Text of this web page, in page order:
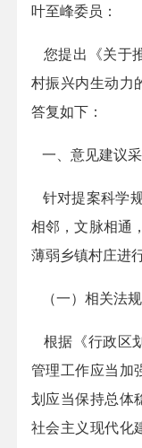
叶至峰委员：
您提出《关于
村振兴内生动力
答复如下 ：
一、意见建议
针对提案科学
相邻，文脉相通
薄弱乡镇村庄进
（一）相关法规
根据 《行政区
管理工作应当加
划应当保持总体
社会主义现代化